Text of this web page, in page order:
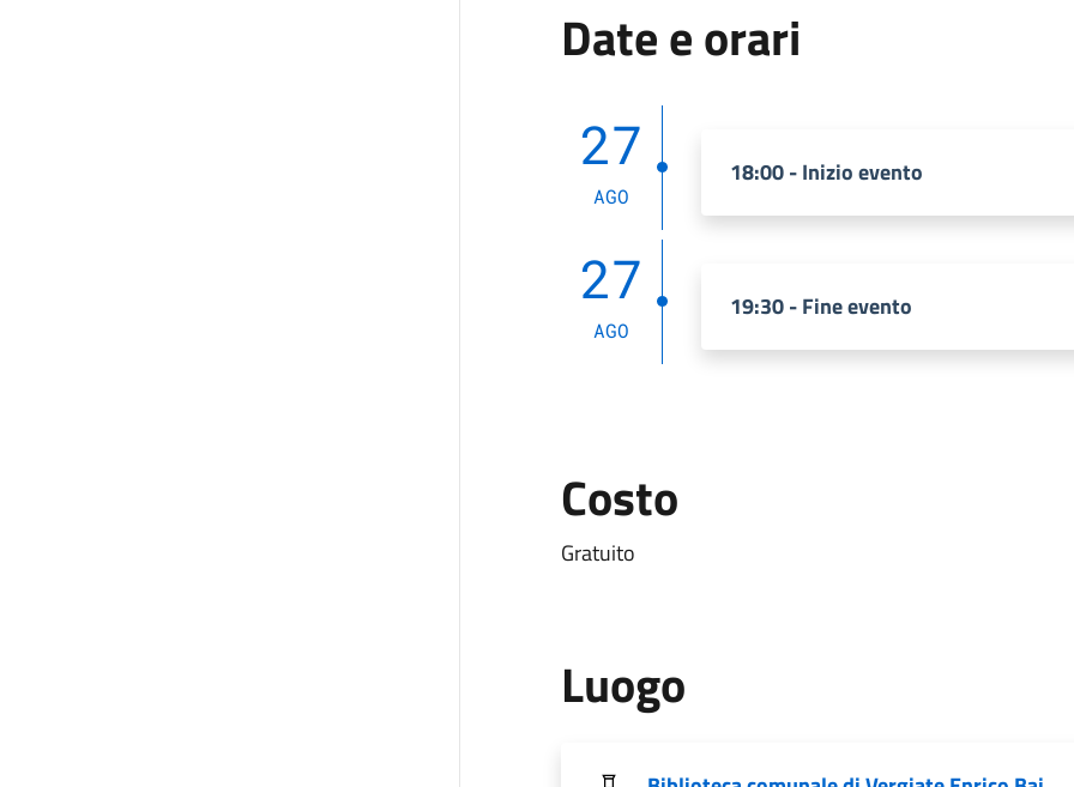
Date e orari
27
AGO
18:00 - Inizio evento
27
AGO
19:30 - Fine evento
Costo
Gratuito
Luogo